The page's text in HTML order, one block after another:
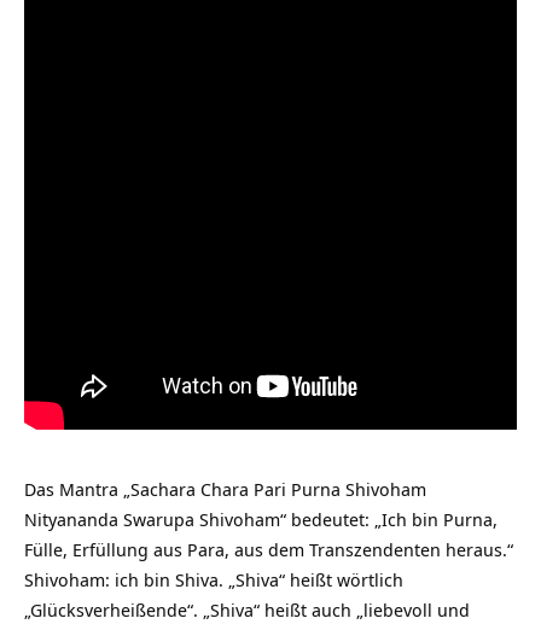
Das Mantra „Sachara Chara Pari Purna Shivoham
Nityananda Swarupa Shivoham“ bedeutet: „Ich bin Purna,
Fülle, Erfüllung aus Para, aus dem Transzendenten heraus.“
Shivoham: ich bin Shiva. „Shiva“ heißt wörtlich
„Glücksverheißende“. „Shiva“ heißt auch „liebevoll und